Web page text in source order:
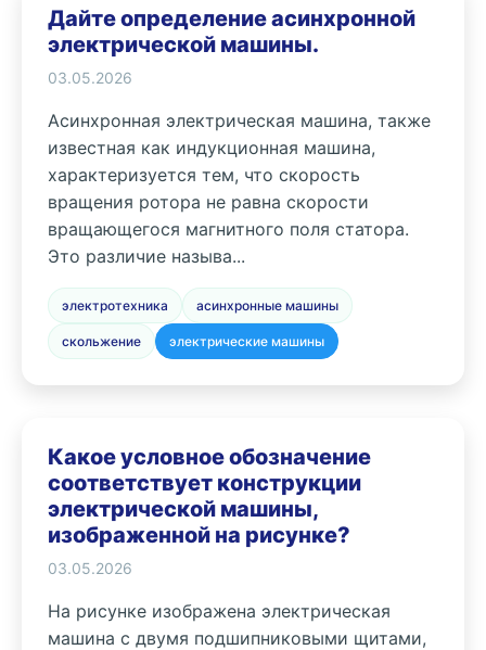
Дайте определение асинхронной
электрической машины.
03.05.2026
Асинхронная электрическая машина, также
известная как индукционная машина,
характеризуется тем, что скорость
вращения ротора не равна скорости
вращающегося магнитного поля статора.
Это различие называ...
электротехника асинхронные машины
скольжение электрические машины
Какое условное обозначение
соответствует конструкции
электрической машины,
изображенной на рисунке?
03.05.2026
На рисунке изображена электрическая
машина с двумя подшипниковыми щитами,